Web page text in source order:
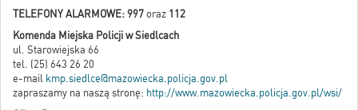
TELEFONY ALARMOWE: 997 oraz 112
Komenda Miejska Policji w Siedlcach
ul. Starowiejska 66
tel. (25) 643 26 20
e-mail kmp.siedlce@mazowiecka.policja.gov.pl
zapraszamy na naszą stronę: http://www.mazowiecka.policja.gov.pl/wsi/